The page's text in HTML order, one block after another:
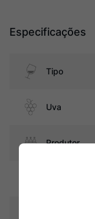
Especificações
Tipo
Uva
Produtor